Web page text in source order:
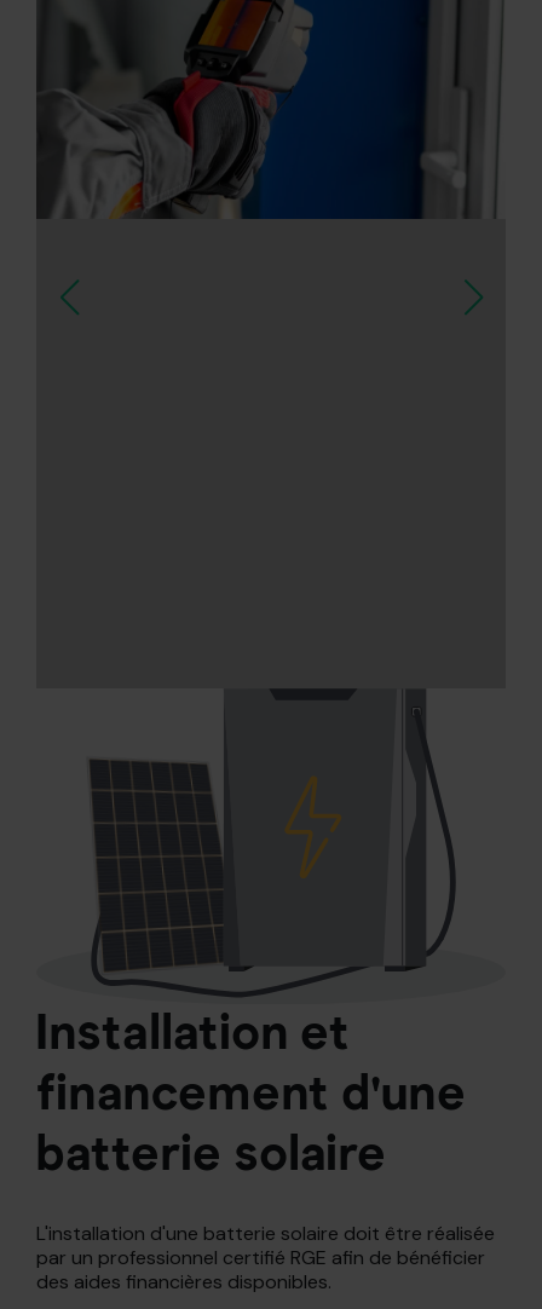
Installation et
financement d'une
batterie solaire
L'installation d'une batterie solaire doit être réalisée
par un professionnel certifié RGE afin de bénéficier
des aides financières disponibles.